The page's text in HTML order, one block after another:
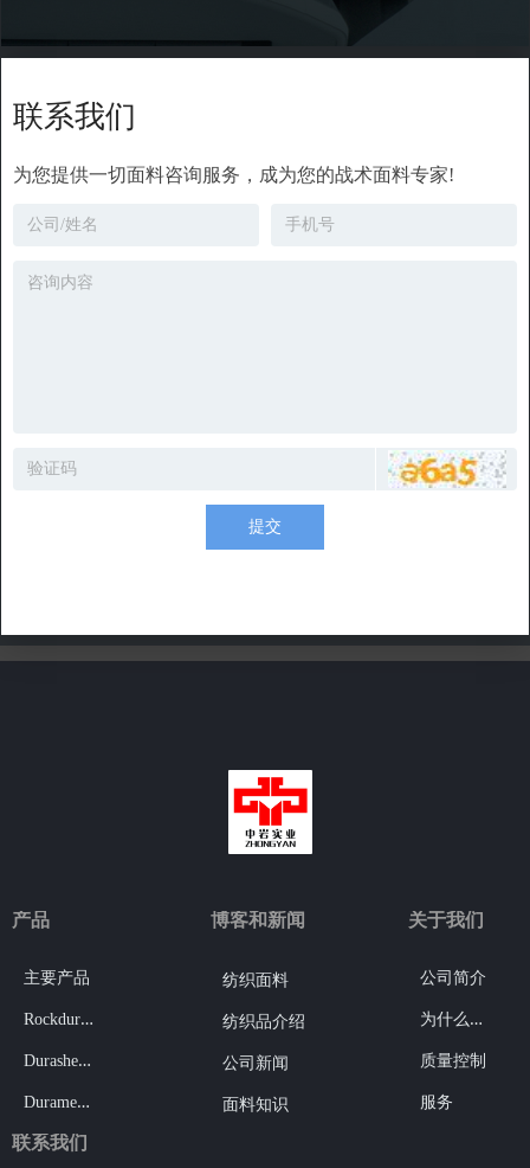
产品
主要产品
R
ockdura®
D
urashell®
D
uramesh®
纺织面料
纺织品介绍
公司新闻
面料知识
博客和新闻
公司简介
为
什么选择我们
质量控制
服务
关于我们
联系我们
联系我们
为您提供一切面料咨询服务，成为您的战术面料专家!
提交